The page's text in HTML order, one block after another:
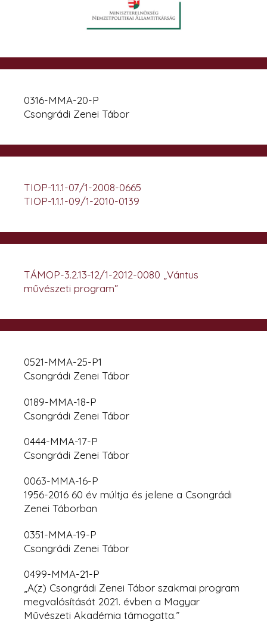
0316-MMA-20-P
Csongrádi Zenei Tábor
TIOP-1.1.1-07/1-2008-0665
TIOP-1.1.1-09/1-2010-0139
TÁMOP-3.2.13-12/1-2012-0080 „Vántus
művészeti program”
0521-MMA-25-P1
Csongrádi Zenei Tábor
0189-MMA-18-P
Csongrádi Zenei Tábor
0444-MMA-17-P
Csongrádi Zenei Tábor
0063-MMA-16-P
1956-2016 60 év múltja és jelene a Csongrádi
Zenei Táborban
0351-MMA-19-P
Csongrádi Zenei Tábor
0499-MMA-21-P
„A(z) Csongrádi Zenei Tábor szakmai program
megvalósítását 2021. évben a Magyar
Művészeti Akadémia támogatta.”